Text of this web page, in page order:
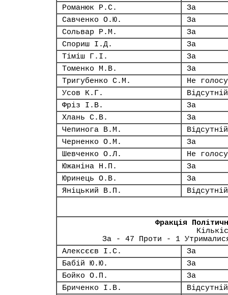
Романюк Р.С.
За
Савченко О.Ю.
За
Сольвар Р.М.
За
Спориш І.Д.
За
Тіміш Г.І.
За
Томенко М.В.
За
Тригубенко С.М.
Не
Усов К.Г.
Відсутній
Фріз І.В.
За
Хлань С.В.
За
Чепинога В.М.
Відсутній
Черненко О.М.
За
Шевченко О.Л.
Не
Южаніна Н.П.
За
Юринець О.В.
За
Яніцький В.П.
Відсутній
Фракція
За - 47 Проти - 1
Алексєєв І.С.
За
Бабій Ю.Ю.
За
Бойко О.П.
За
Бриченко І.В.
Відсутній